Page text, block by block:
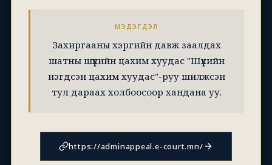
МЭДЭГДЭЛ
Захиргааны хэргийн давж заалдах
шатны шүүхийн цахим хуудас "Шүүхийн
нэгдсэн цахим хуудас"-руу шилжсэн
тул дараах холбоосоор хандана уу.
https://adminappeal.e-court.mn/